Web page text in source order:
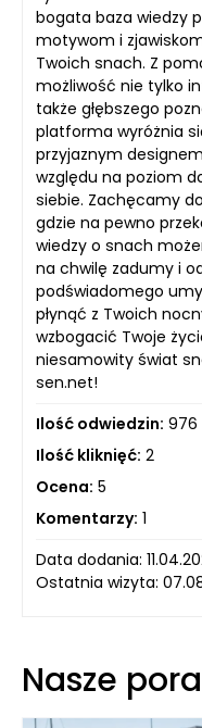
bogata baza wiedzy
motywom i
Twoich snach. Z
możliwość nie tylko
także głębszego
platforma wyróżnia
przyjaznym
względu na poziom
siebie. Zachęcamy
gdzie na pewno
wiedzy o snach
na chwilę zadumy i
podświadomego
płynąć z Twoich
wzbogacić Twoje
niesamowity świat
sen.net!
Ilość odwiedzin: 976
Ilość kliknięć: 2
Ocena: 5
Komentarzy: 1
Data dodania:
Ostatnia wizyta:
Nasze